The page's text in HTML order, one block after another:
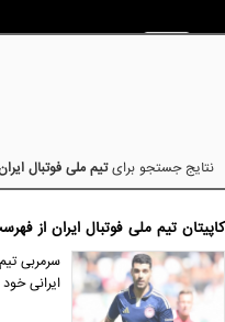
نتایج جستجو برایتیم ملی فوتبال
کاپیتان تیم ملی فوتبال ایران از
سرمربی
ایرانی